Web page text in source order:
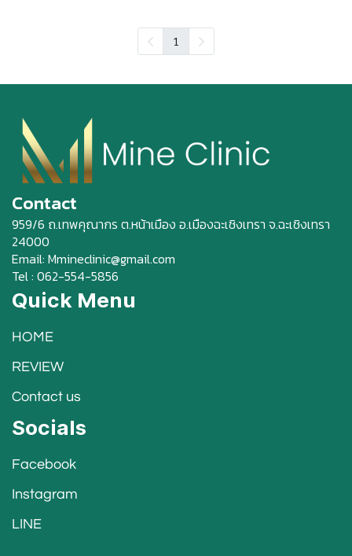
1
Contact
959/6 ถ.เทพคุณากร ต.หน้าเมือง อ.เมืองฉะเชิงเทรา จ.ฉะเชิงเทรา
24000
Email: Mmineclinic@gmail.com
Tel : 062-554-5856
Quick Menu
HOME
REVIEW
Contact us
Socials
Facebook
Instagram
LINE